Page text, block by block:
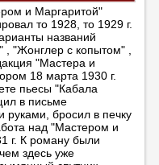
и Маргаритой"
то 1928, то 1929 г.
названий
"Жонглер с копытом" ,
"Мастера и
18 марта 1930 г.
пьесы "Кабала
в письме
руками, бросил в печку
над "Мастером и
г. К роману были
здесь уже